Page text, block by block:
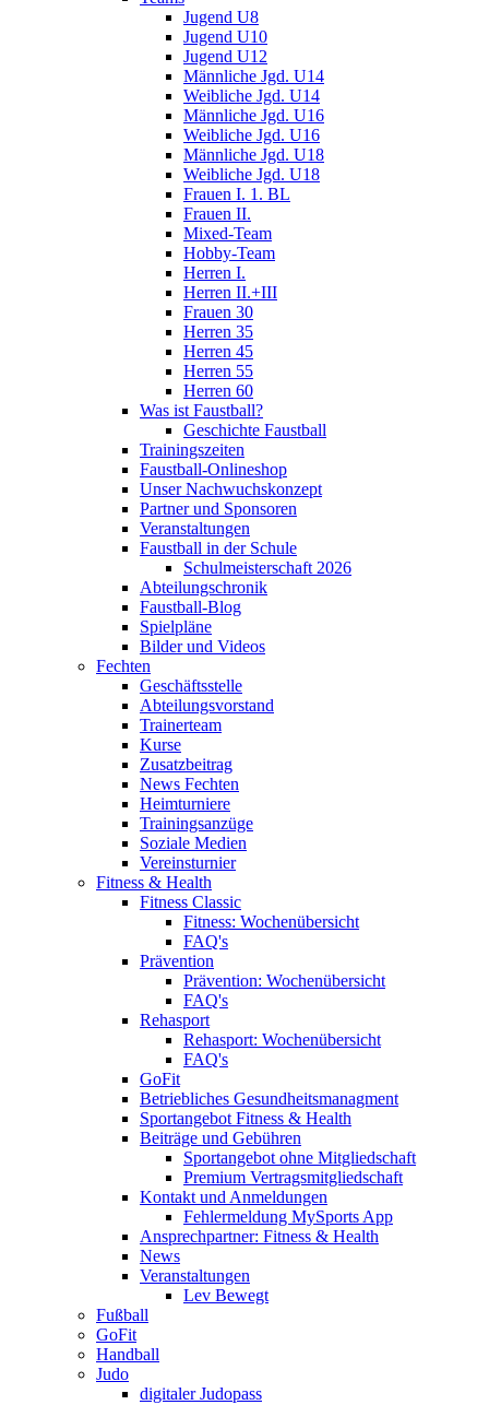
Jugend U8
Jugend U10
Jugend U12
Männliche Jgd. U14
Weibliche Jgd. U14
Männliche Jgd. U16
Weibliche Jgd. U16
Männliche Jgd. U18
Weibliche Jgd. U18
Frauen I. 1. BL
Frauen II.
Mixed-Team
Hobby-Team
Herren I.
Herren II.+III
Frauen 30
Herren 35
Herren 45
Herren 55
Herren 60
Was ist Faustball?
Geschichte Faustball
Trainingszeiten
Faustball-Onlineshop
Unser Nachwuchskonzept
Partner und Sponsoren
Veranstaltungen
Faustball in der Schule
Schulmeisterschaft 2026
Abteilungschronik
Faustball-Blog
Spielpläne
Bilder und Videos
Fechten
Geschäftsstelle
Abteilungsvorstand
Trainerteam
Kurse
Zusatzbeitrag
News Fechten
Heimturniere
Trainingsanzüge
Soziale Medien
Vereinsturnier
Fitness & Health
Fitness Classic
Fitness: Wochenübersicht
FAQ's
Prävention
Prävention: Wochenübersicht
FAQ's
Rehasport
Rehasport: Wochenübersicht
FAQ's
GoFit
Betriebliches Gesundheitsmanagment
Sportangebot Fitness & Health
Beiträge und Gebühren
Sportangebot ohne Mitgliedschaft
Premium Vertragsmitgliedschaft
Kontakt und Anmeldungen
Fehlermeldung MySports App
Ansprechpartner: Fitness & Health
News
Veranstaltungen
Lev Bewegt
Fußball
GoFit
Handball
Judo
digitaler Judopass